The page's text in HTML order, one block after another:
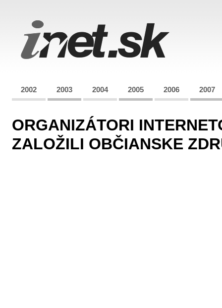
2002 2003 2004 2005 2006 2007
ORGANIZÁTORI
ZALOŽILI OBČIANSKE